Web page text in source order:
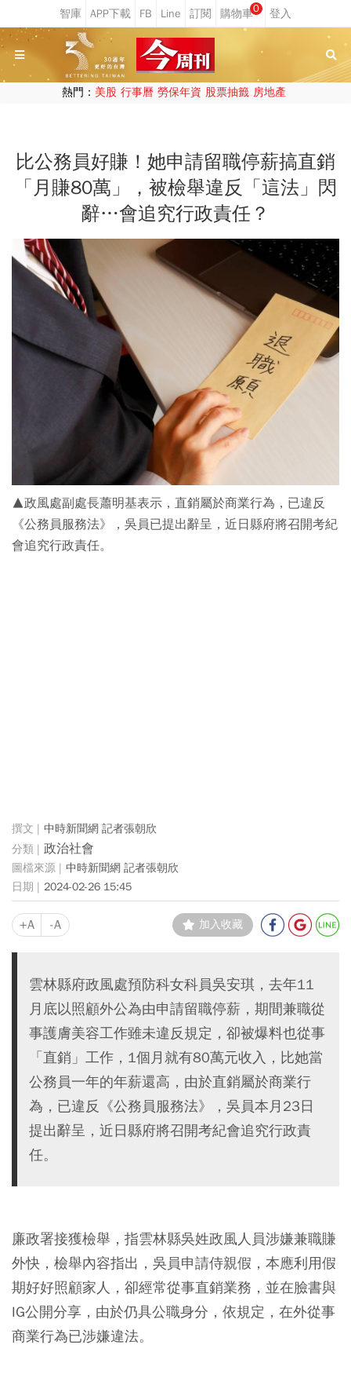
0
熱門： 美股 行事曆 勞保年資 股票抽籤 房地產
比公務員好賺！她申請留職停薪搞直銷
「月賺80萬」，被檢舉違反「這法」閃
辭…會追究行政責任？
▲政風處副處長蕭明基表示，直銷屬於商業行為，已違反
《公務員服務法》，吳員已提出辭呈，近日縣府將召開考紀
會追究行政責任。
中時新聞網 記者張朝欣
政治社會
中時新聞網 記者張朝欣
2024-02-26 15:45
+A -A 加入收藏
雲林縣府政風處預防科女科員吳安琪，去年11
月底以照顧外公為由申請留職停薪，期間兼職從
事護膚美容工作雖未違反規定，卻被爆料也從事
「直銷」工作，1個月就有80萬元收入，比她當
公務員一年的年薪還高，由於直銷屬於商業行
為，已違反《公務員服務法》，吳員本月23日
提出辭呈，近日縣府將召開考紀會追究行政責
任。
廉政署接獲檢舉，指雲林縣吳姓政風人員涉嫌兼職賺
外快，檢舉內容指出，吳員申請侍親假，本應利用假
期好好照顧家人，卻經常從事直銷業務，並在臉書與
IG公開分享，由於仍具公職身分，依規定，在外從事
商業行為已涉嫌違法。